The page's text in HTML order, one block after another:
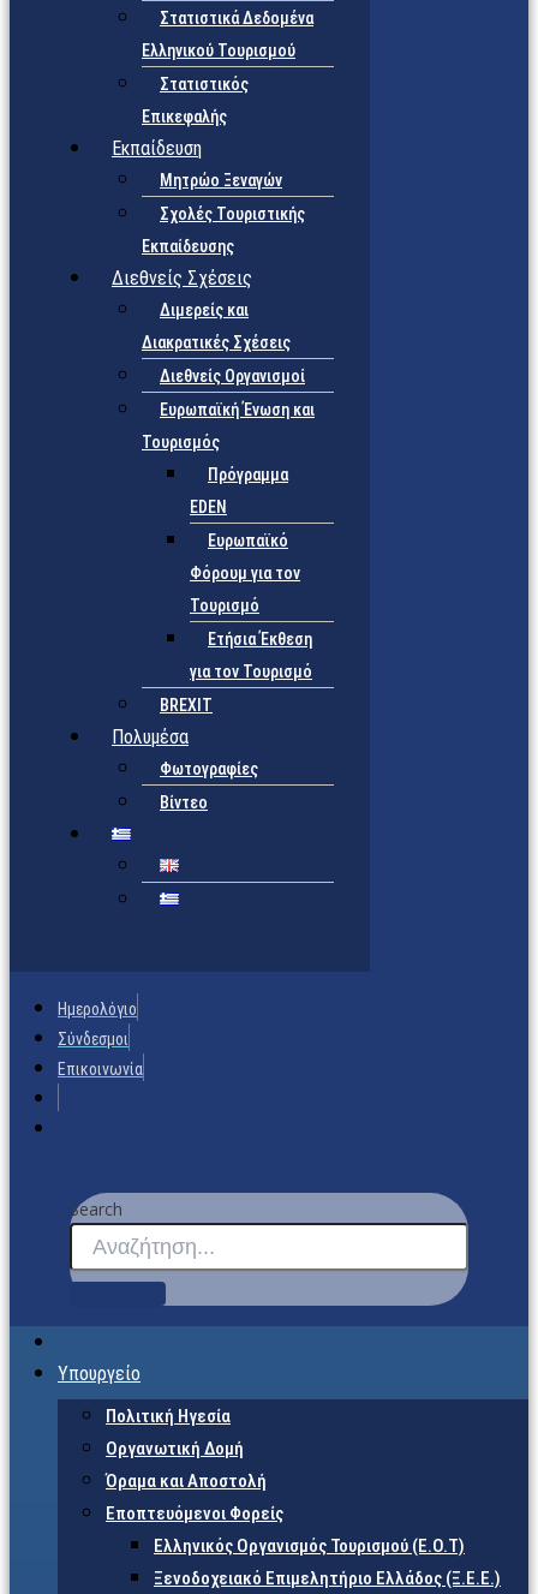
Στατιστικά Δεδομένα
Ελληνικού Τουρισμού
Στατιστικός
Επικεφαλής
Εκπαίδευση
Μητρώο Ξεναγών
Σχολές Τουριστικής
Εκπαίδευσης
Διεθνείς Σχέσεις
Διμερείς και
Διακρατικές Σχέσεις
Διεθνείς Οργανισμοί
Ευρωπαϊκή Ένωση και
Τουρισμός
Πρόγραμμα
EDEN
Ευρωπαϊκό
Φόρουμ για τον
Τουρισμό
Ετήσια Έκθεση
για τον Τουρισμό
BREXIT
Πολυμέσα
Φωτογραφίες
Βίντεο
Ημερολόγιο
Σύνδεσμοι
Επικοινωνία
Search
Υπουργείο
Πολιτική Ηγεσία
Οργανωτική Δομή
Όραμα και Αποστολή
Εποπτευόμενοι Φορείς
Eλληνικός Οργανισμός Τουρισμού (Ε.Ο.Τ)
Ξενοδοχειακό Επιμελητήριο Ελλάδος (Ξ.Ε.Ε.)